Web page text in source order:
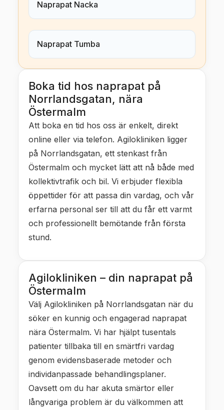
Naprapat Nacka
Naprapat Tumba
Boka tid hos naprapat på
Norrlandsgatan, nära
Östermalm
Att boka en tid hos oss är enkelt, direkt
online eller via telefon. Agilokliniken ligger
på Norrlandsgatan, ett stenkast från
Östermalm och mycket lätt att nå både med
kollektivtrafik och bil. Vi erbjuder flexibla
öppettider för att passa din vardag, och vår
erfarna personal ser till att du får ett varmt
och professionellt bemötande från första
stund.
Agilokliniken – din naprapat på
Östermalm
Välj Agilokliniken på Norrlandsgatan när du
söker en kunnig och engagerad naprapat
nära Östermalm. Vi har hjälpt tusentals
patienter tillbaka till en smärtfri vardag
genom evidensbaserade metoder och
individanpassade behandlingsplaner.
Oavsett om du har akuta smärtor eller
långvariga problem är du välkommen att